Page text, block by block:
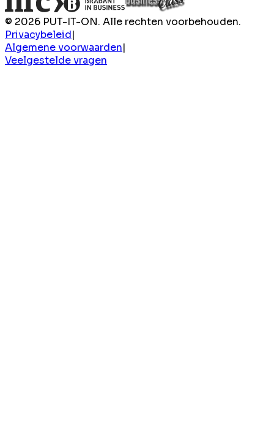
© 2026 PUT-IT-ON. Alle rechten voorbehouden.
Privacybeleid|
Algemene voorwaarden|
Veelgestelde vragen